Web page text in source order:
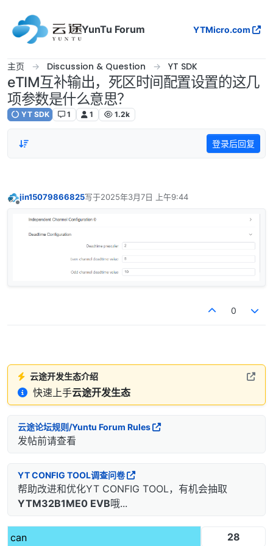
YunTu Forum
YTMicro.com
主页 Discussion & Question YT SDK
eTIM互补输出，死区时间配置设置的这几
项参数是什么意思？
YT SDK 1 1 1.2k
登录后回复
jin15079866825写于2025年3月7日 上午9:44
最后由 编辑
0
云途开发生态介绍
快速上手云途开发生态
云途论坛规则/Yuntu Forum Rules
发帖前请查看
YT CONFIG TOOL调查问卷
帮助改进和优化YT CONFIG TOOL，有机会抽取
YTM32B1ME0 EVB哦...
can 28